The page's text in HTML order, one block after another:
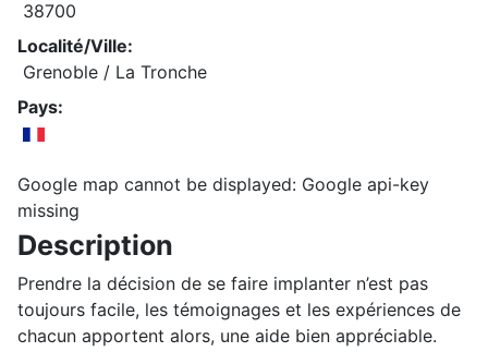
38700
Localité/Ville:
Grenoble / La Tronche
Pays:
Google map cannot be displayed: Google api-key
missing
Description
Prendre la décision de se faire implanter n’est pas
toujours facile, les témoignages et les expériences de
chacun apportent alors, une aide bien appréciable.